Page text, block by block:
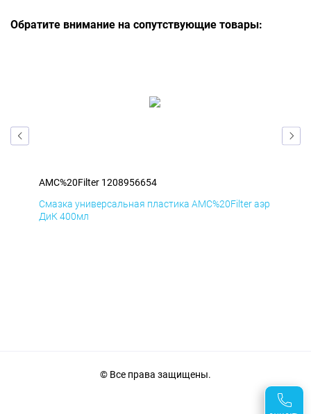
Обратите внимание на сопутствующие товары:
AMC%20Filter 1208956654
Смазка универсальная пластика AMC%20Filter аэр
ДиК 400мл
© Все права защищены.